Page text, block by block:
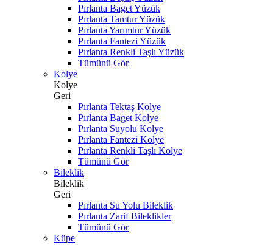
Pırlanta Baget Yüzük
Pırlanta Tamtur Yüzük
Pırlanta Yarımtur Yüzük
Pırlanta Fantezi Yüzük
Pırlanta Renkli Taşlı Yüzük
Tümünü Gör
Kolye
Kolye
Geri
Pırlanta Tektaş Kolye
Pırlanta Baget Kolye
Pırlanta Suyolu Kolye
Pırlanta Fantezi Kolye
Pırlanta Renkli Taşlı Kolye
Tümünü Gör
Bileklik
Bileklik
Geri
Pırlanta Su Yolu Bileklik
Pırlanta Zarif Bileklikler
Tümünü Gör
Küpe